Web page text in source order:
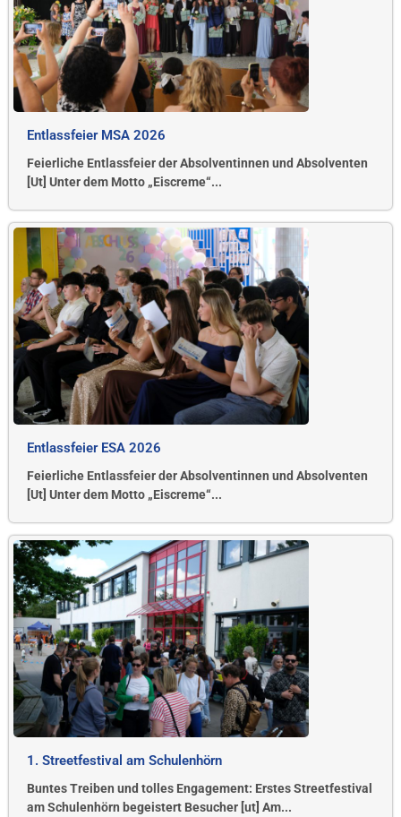
Entlassfeier MSA 2026
Feierliche Entlassfeier der Absolventinnen und Absolventen
[Ut] Unter dem Motto „Eiscreme“...
Entlassfeier ESA 2026
Feierliche Entlassfeier der Absolventinnen und Absolventen
[Ut] Unter dem Motto „Eiscreme“...
1. Streetfestival am Schulenhörn
Buntes Treiben und tolles Engagement: Erstes Streetfestival
am Schulenhörn begeistert Besucher [ut] Am...